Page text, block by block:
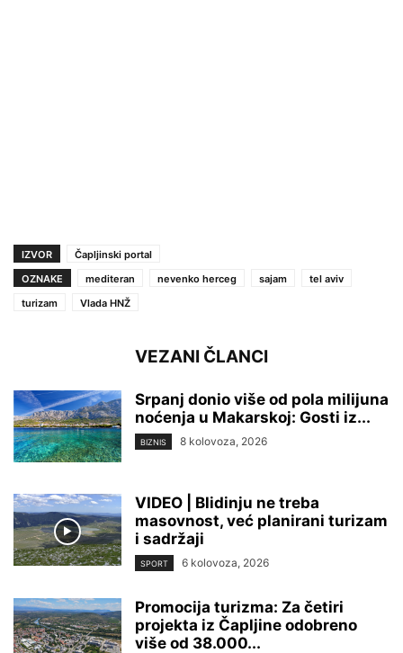
IZVOR
Čapljinski portal
OZNAKE
mediteran nevenko herceg sajam
tel aviv
turizam
Vlada HNŽ
VEZANI ČLANCI
Srpanj donio više od pola milijuna
noćenja u Makarskoj: Gosti iz...
BIZNIS 8 kolovoza, 2026
VIDEO | Blidinju ne treba
masovnost, već planirani turizam
i sadržaji
SPORT 6 kolovoza, 2026
Promocija turizma: Za četiri
projekta iz Čapljine odobreno
više od 38.000...